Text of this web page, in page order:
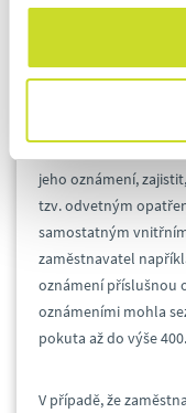
změna pracovní doby
Zaměstnavatel musí
systém pro přijímání
jeho oznámení,
tzv. odvetným
samostatným
zaměstnavatel
oznámení příslušnou
oznámeními mohla
pokuta až do výše
V případě, že